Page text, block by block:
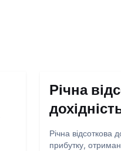
Річна
Річна відсоткова
прибутку,